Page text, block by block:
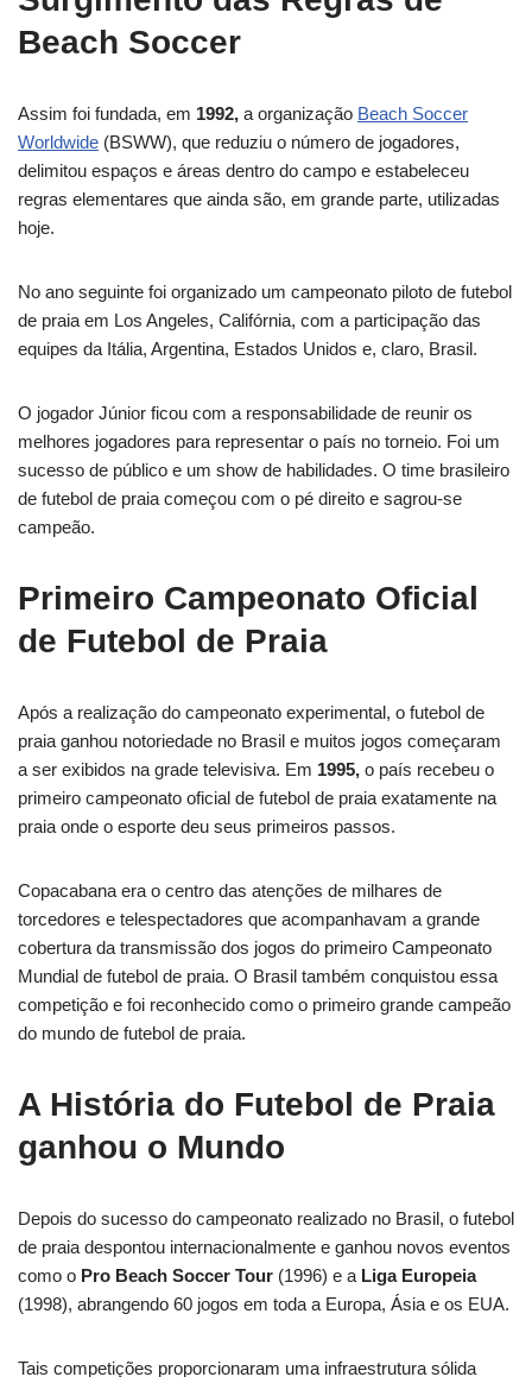
Beach Soccer
Assim foi fundada, em 1992, a organização Beach Soccer
Worldwide (BSWW), que reduziu o número de jogadores,
delimitou espaços e áreas dentro do campo e estabeleceu
regras elementares que ainda são, em grande parte, utilizadas
hoje.
No ano seguinte foi organizado um campeonato piloto de futebol
de praia em Los Angeles, Califórnia, com a participação das
equipes da Itália, Argentina, Estados Unidos e, claro, Brasil.
O jogador Júnior ficou com a responsabilidade de reunir os
melhores jogadores para representar o país no torneio. Foi um
sucesso de público e um show de habilidades. O time brasileiro
de futebol de praia começou com o pé direito e sagrou-se
campeão.
Primeiro Campeonato Oficial
de Futebol de Praia
Após a realização do campeonato experimental, o futebol de
praia ganhou notoriedade no Brasil e muitos jogos começaram
a ser exibidos na grade televisiva. Em 1995, o país recebeu o
primeiro campeonato oficial de futebol de praia exatamente na
praia onde o esporte deu seus primeiros passos.
Copacabana era o centro das atenções de milhares de
torcedores e telespectadores que acompanhavam a grande
cobertura da transmissão dos jogos do primeiro Campeonato
Mundial de futebol de praia. O Brasil também conquistou essa
competição e foi reconhecido como o primeiro grande campeão
do mundo de futebol de praia.
A História do Futebol de Praia
ganhou o Mundo
Depois do sucesso do campeonato realizado no Brasil, o futebol
de praia despontou internacionalmente e ganhou novos eventos
como o Pro Beach Soccer Tour (1996) e a Liga Europeia
(1998), abrangendo 60 jogos em toda a Europa, Ásia e os EUA.
Tais competições proporcionaram uma infraestrutura sólida